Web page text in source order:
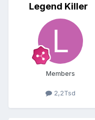
Legend Killer
Members
2,2Tsd